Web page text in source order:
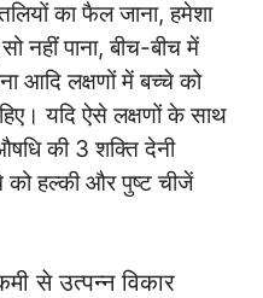
का फैल जाना, हमेशा
नहीं पाना, बीच-बीच में
आदि लक्षणों में बच्चे को
यदि ऐसे लक्षणों के साथ
की 3 शक्ति देनी
को हल्की और पुष्ट चीजें
से उत्पन्न विकार